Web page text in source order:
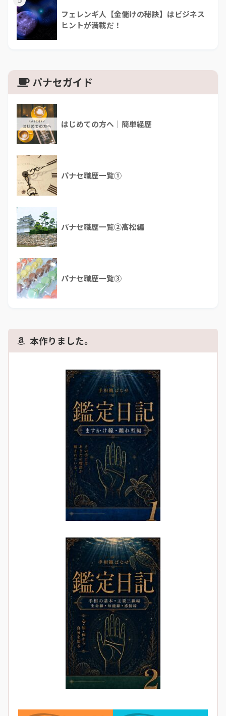
フェレンギ人【金儲けの秘訣】はビジネス
ヒントが満載だ！
パナセガイド
はじめての方へ｜簡単経歴
パナセ職歴一覧①
パナセ職歴一覧②高松編
パナセ職歴一覧③
本作りました。